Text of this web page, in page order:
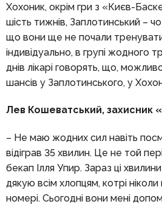
Хохоник, окрім гри з «Києв-
шість тижнів, Заплотинський –
що вони ще не почали
індивідуально, в групі жодного
днів лікарі говорять, що,
шансів у Заплотинського, у
Лев Кошеватський, захисник
– Не маю жодних сил навіть
відіграв 35 хвилин. Це не той
бекап Ілля Упир. Зараз ці
дякую всім хлопцям, котрі
номері. Сьогодні вони мені